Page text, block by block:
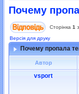
Почему
Сторінка 1 з
Версія для друку
Почему пропала
Автор
vsport